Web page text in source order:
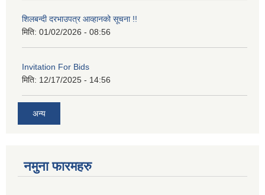
शिलबन्दी दरभाउपत्र आव्हानको सूचना !!
मिति: 01/02/2026 - 08:56
Invitation For Bids
मिति: 12/17/2025 - 14:56
अन्य
नमुना फारमहरु